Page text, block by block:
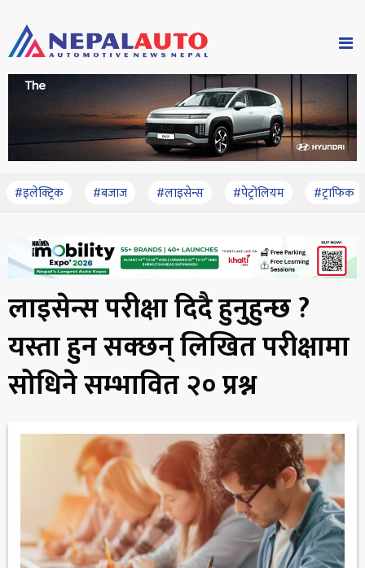
#इलेक्ट्रिक #बजाज #लाइसेन्स #पेट्रोलियम #ट्राफिक
लाइसेन्स परीक्षा दिदै हुनुहुन्छ ?
यस्ता हुन सक्छन् लिखित परीक्षामा
सोधिने सम्भावित २० प्रश्न